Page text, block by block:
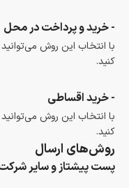
- خرید و پرداخت در محل
با انتخاب این روش
کنید.
- خرید اقساطی
با انتخاب این روش
کنید.
روش‌های ارسال
پست پیشتاز و سایر